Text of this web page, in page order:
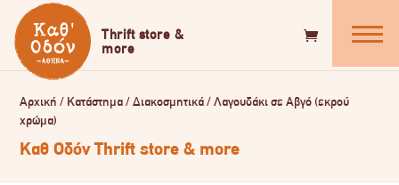
Αρχική / Κατάστημα/Διακοσμητικά/Λαγουδάκι σε Αβγό (εκρού
χρώμα)
Καθ Οδόν Thrift store & more